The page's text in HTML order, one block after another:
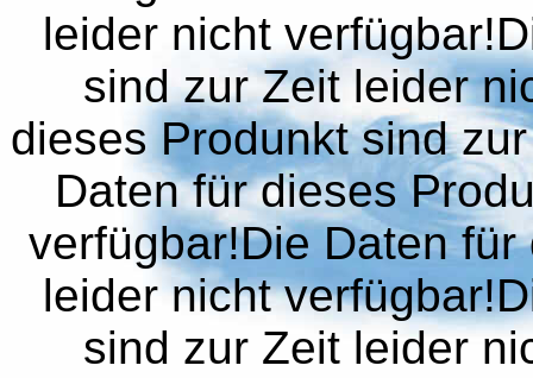
leider nicht
sind zur Zeit leider
dieses Produnkt sind
Daten für dieses
verfügbar!Die Daten
leider nicht
sind zur Zeit leider